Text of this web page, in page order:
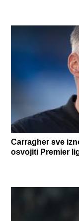
Carragher sve
osvojiti Premier